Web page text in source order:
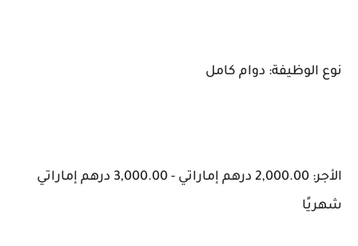
نوع الوظيفة: دوام كامل
الأجر: 2,000.00 درهم إماراتي - 3,000.00 درهم إماراتي
شهريًا